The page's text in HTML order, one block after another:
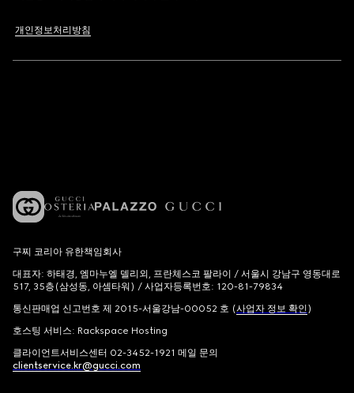
개인정보처리방침
구찌 코리아 유한책임회사
대표자: 하태경, 엠마누엘 델리외, 프란체스코 팔라이 / 서울시 강남구 영동대로
517, 35층(삼성동, 아셈타워) / 사업자등록번호: 120-81-79834
통신판매업 신고번호 제 2015-서울강남-00052 호 (사업자 정보 확인)
호스팅 서비스: Rackspace Hosting
클라이언트서비스센터 02-3452-1921 메일 문의
clientservice.kr@gucci.com